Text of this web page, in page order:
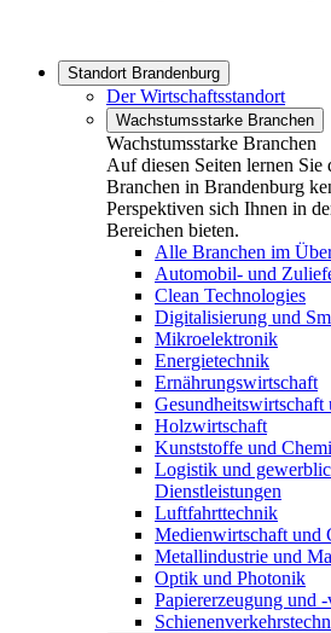
Standort Brandenburg
Der Wirtschaftsstandort
Wachstumsstarke Branchen
Wachstumsstarke Branchen
Auf diesen Seiten lernen Sie
Branchen in Brandenburg
Perspektiven sich Ihnen in
Bereichen bieten.
Alle Branchen im
Automobil- und
Clean Technologies
Digitalisierung und
Mikroelektronik
Energietechnik
Ernährungswirtschaft
Gesundheitswirtschaft
Holzwirtschaft
Kunststoffe und
Logistik und
Dienstleistungen
Luftfahrttechnik
Medienwirtschaft und
Metallindustrie und
Optik und Photonik
Papiererzeugung und